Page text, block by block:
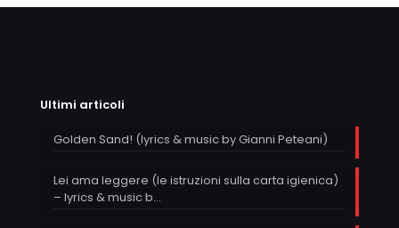
Ultimi articoli
Golden Sand! (lyrics & music by Gianni Peteani)
Lei ama leggere (le istruzioni sulla carta igienica)
– lyrics & music b…